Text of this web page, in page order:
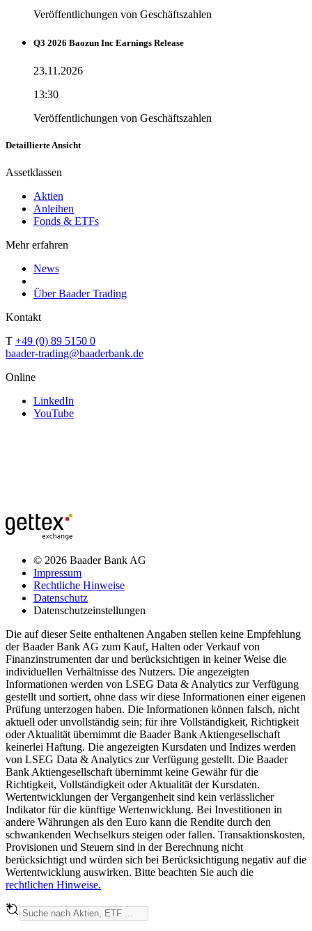
Veröffentlichungen von Geschäftszahlen
Q3 2026 Baozun Inc Earnings Release
23.11.2026
13:30
Veröffentlichungen von Geschäftszahlen
Detaillierte Ansicht
Assetklassen
Aktien
Anleihen
Fonds & ETFs
Mehr erfahren
News
Über Baader Trading
Kontakt
T +49 (0) 89 5150 0
baader-trading@baaderbank.de
Online
LinkedIn
YouTube
© 2026 Baader Bank AG
Impressum
Rechtliche Hinweise
Datenschutz
Datenschutzeinstellungen
Die auf dieser Seite enthaltenen Angaben stellen keine Empfehlung
der Baader Bank AG zum Kauf, Halten oder Verkauf von
Finanzinstrumenten dar und berücksichtigen in keiner Weise die
individuellen Verhältnisse des Nutzers. Die angezeigten
Informationen werden von LSEG Data & Analytics zur Verfügung
gestellt und sortiert, ohne dass wir diese Informationen einer eigenen
Prüfung unterzogen haben. Die Informationen können falsch, nicht
aktuell oder unvollständig sein; für ihre Vollständigkeit, Richtigkeit
oder Aktualität übernimmt die Baader Bank Aktiengesellschaft
keinerlei Haftung. Die angezeigten Kursdaten und Indizes werden
von LSEG Data & Analytics zur Verfügung gestellt. Die Baader
Bank Aktiengesellschaft übernimmt keine Gewähr für die
Richtigkeit, Vollständigkeit oder Aktualität der Kursdaten.
Wertentwicklungen der Vergangenheit sind kein verlässlicher
Indikator für die künftige Wertenwicklung. Bei Investitionen in
andere Währungen als den Euro kann die Rendite durch den
schwankenden Wechselkurs steigen oder fallen. Transaktionskosten,
Provisionen und Steuern sind in der Berechnung nicht
berücksichtigt und würden sich bei Berücksichtigung negativ auf die
Wertentwicklung auswirken. Bitte beachten Sie auch die
rechtlichen Hinweise.